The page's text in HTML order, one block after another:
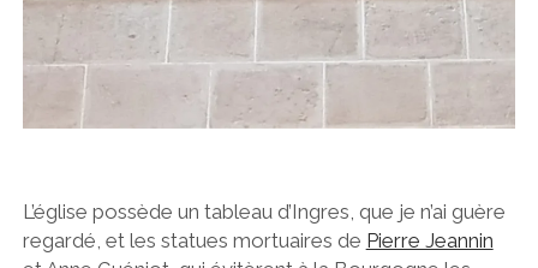
L’église possède un tableau d’Ingres, que je n’ai guère
regardé, et les statues mortuaires de Pierre Jeannin